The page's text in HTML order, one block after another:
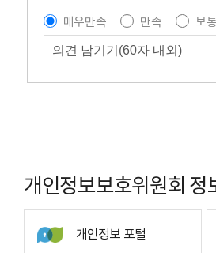
매우만족
만족 보통
개인정보보호위원회 정
개인정보 포털